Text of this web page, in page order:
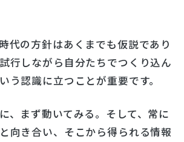
代の方針はあくまでも仮説であり
行しながら自分たちでつくり込ん
う認識に立つことが重要です。
、まず動いてみる。そして、常に
向き合い、そこから得られる情報